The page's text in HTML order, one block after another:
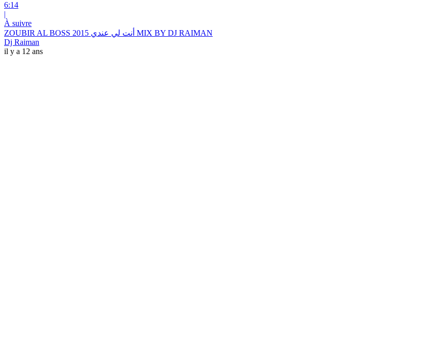
6:14
|
À suivre
ZOUBIR AL BOSS 2015 أنت لي عندي MIX BY DJ RAIMAN
Dj Raiman
il y a 12 ans